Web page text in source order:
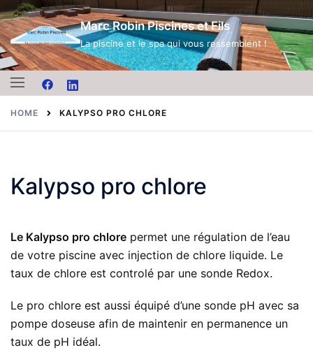
Skip
to
content
Marc Robin Piscines et Fils
La piscine et le spa qui vous ressemblent !
HOME KALYPSO PRO CHLORE
Kalypso pro chlore
Le Kalypso pro chlore permet une régulation de l’eau
de votre piscine avec injection de chlore liquide. Le
taux de chlore est controlé par une sonde Redox.
Le pro chlore est aussi équipé d’une sonde pH avec sa
pompe doseuse afin de maintenir en permanence un
taux de pH idéal.